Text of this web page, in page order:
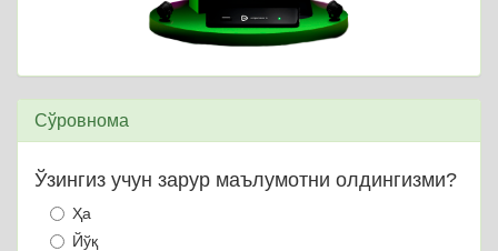
Сўровнома
Ўзингиз учун зарур маълумотни олдингизми?
Ҳа
Йўқ